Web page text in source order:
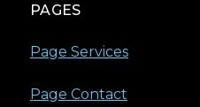
PAGES
Page Services
Page Contact